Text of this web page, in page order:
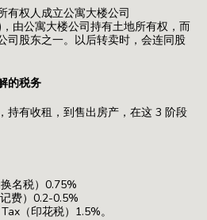
有权人成立公寓大楼公司
由公寓大楼公司持有土地所有权，而
司股东之一。以后转卖时，会连同股
的税务
持有收租，到售出房产，在这 3 阶段
名税）0.75%
费）0.2-0.5%
（印花税）1.5%。